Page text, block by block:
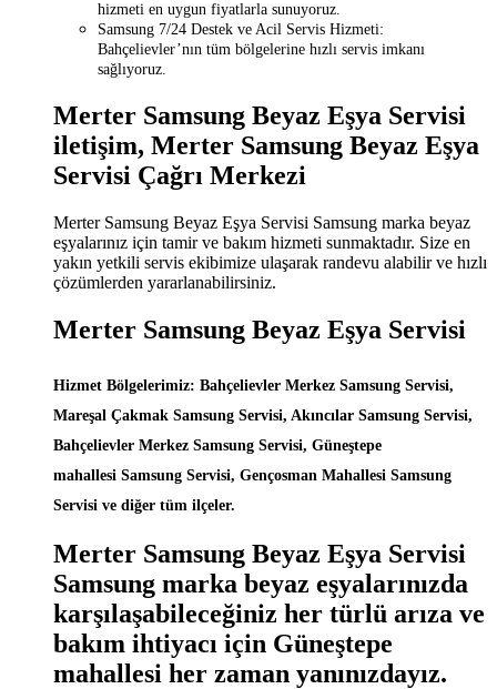
hizmeti en uygun fiyatlarla sunuyoruz.
Samsung 7/24 Destek ve Acil Servis Hizmeti:
Bahçelievler’nın tüm bölgelerine hızlı servis imkanı
sağlıyoruz.
Merter Samsung Beyaz Eşya Servisi
iletişim, Merter Samsung Beyaz Eşya
Servisi Çağrı Merkezi
Merter Samsung Beyaz Eşya Servisi Samsung marka beyaz
eşyalarınız için tamir ve bakım hizmeti sunmaktadır. Size en
yakın yetkili servis ekibimize ulaşarak randevu alabilir ve hızlı
çözümlerden yararlanabilirsiniz.
Merter Samsung Beyaz Eşya Servisi
Hizmet Bölgelerimiz: Bahçelievler Merkez Samsung Servisi,
Mareşal Çakmak Samsung Servisi, Akıncılar Samsung Servisi,
Bahçelievler Merkez Samsung Servisi, Güneştepe
mahallesi Samsung Servisi, Gençosman Mahallesi Samsung
Servisi ve diğer tüm ilçeler.
Merter Samsung Beyaz Eşya Servisi
Samsung marka beyaz eşyalarınızda
karşılaşabileceğiniz her türlü arıza ve
bakım ihtiyacı için Güneştepe
mahallesi her zaman yanınızdayız.